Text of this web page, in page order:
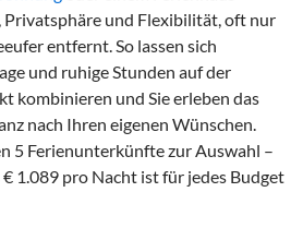
Privatsphäre und Flexibilität, oft nur
entfernt. So lassen sich
und ruhige Stunden auf der
kombinieren und Sie erleben das
nach Ihren eigenen Wünschen.
5 Ferienunterkünfte zur Auswahl –
1.089 pro Nacht ist für jedes Budget